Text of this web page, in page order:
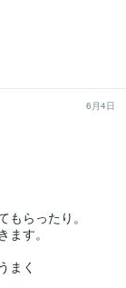
6月4日
らったり。
す。
まく